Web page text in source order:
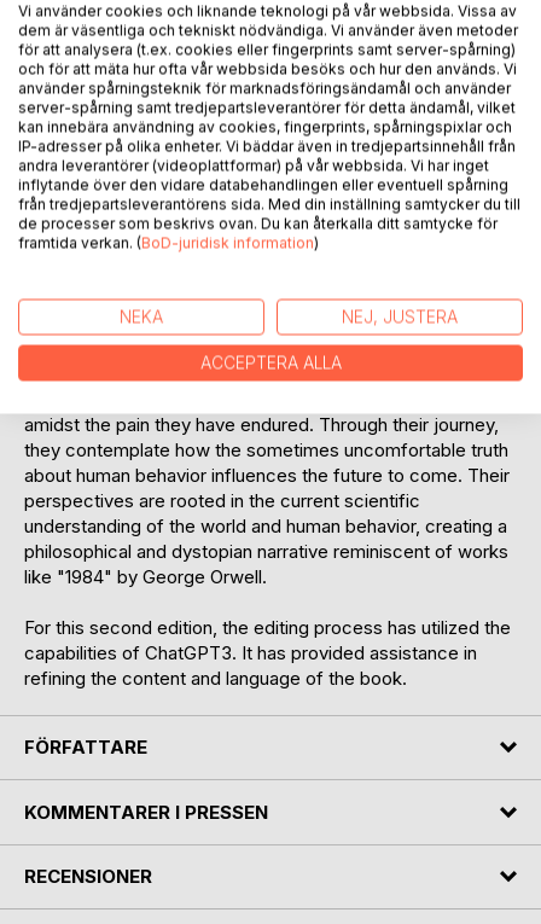
BESKRIVNING
Nothing is happening, yet so much has changed. How will
we be able to notice all small changes happening over
time? Or is that just for the scientists to figure out
afterward?
What is happening as we live our lives? What is to become
of us in the end? What are you perceiving? Who is entitled
like to be alive?
In "The Essence Of Loneliness," you delve into the
perspectives and minds of two traumatized individuals as
amidst the pain they have endured. Through their journey,
they contemplate how the sometimes uncomfortable truth
about human behavior influences the future to come. Their
perspectives are rooted in the current scientific
understanding of the world and human behavior, creating a
philosophical and dystopian narrative reminiscent of works
like "1984" by George Orwell.
For this second edition, the editing process has utilized the
capabilities of ChatGPT3. It has provided assistance in
refining the content and language of the book.
FÖRFATTARE
KOMMENTARER I PRESSEN
RECENSIONER
Vi använder cookies och liknande teknologi på vår webbsida. Vissa av
dem är väsentliga och tekniskt nödvändiga. Vi använder även metoder
för att analysera (t.ex. cookies eller fingerprints samt server-spårning)
och för att mäta hur ofta vår webbsida besöks och hur den används. Vi
använder spårningsteknik för marknadsföringsändamål och använder
server-spårning samt tredjepartsleverantörer för detta ändamål, vilket
kan innebära användning av cookies, fingerprints, spårningspixlar och
IP-adresser på olika enheter. Vi bäddar även in tredjepartsinnehåll från
andra leverantörer (videoplattformar) på vår webbsida. Vi har inget
inflytande över den vidare databehandlingen eller eventuell spårning
från tredjepartsleverantörens sida. Med din inställning samtycker du till
de processer som beskrivs ovan. Du kan återkalla ditt samtycke för
framtida verkan. (BoD-juridisk information)
NEKA NEJ, JUSTERA
ACCEPTERA ALLA